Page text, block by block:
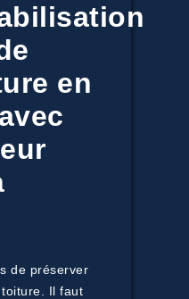
en
de préserver
toiture. Il faut